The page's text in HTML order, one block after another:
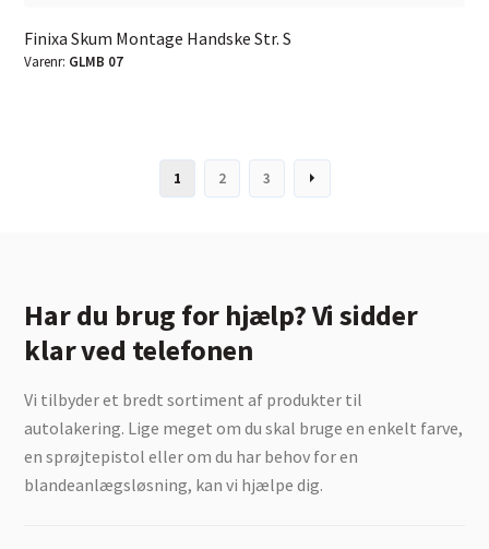
Finixa Skum Montage Handske Str. S
Varenr: GLMB 07
1 2 3
Har du brug for hjælp? Vi sidder
klar ved telefonen
Vi tilbyder et bredt sortiment af produkter til
autolakering. Lige meget om du skal bruge en enkelt farve,
en sprøjtepistol eller om du har behov for en
blandeanlægsløsning, kan vi hjælpe dig.